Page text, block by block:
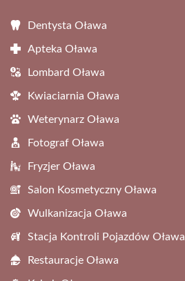
Dentysta Oława
Apteka Oława
Lombard Oława
Kwiaciarnia Oława
Weterynarz Oława
Fotograf Oława
Fryzjer Oława
Salon Kosmetyczny Oława
Wulkanizacja Oława
Stacja Kontroli Pojazdów Oława
Restauracje Oława